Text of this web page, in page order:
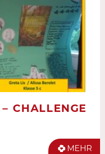
CHALLENGE
MEHR